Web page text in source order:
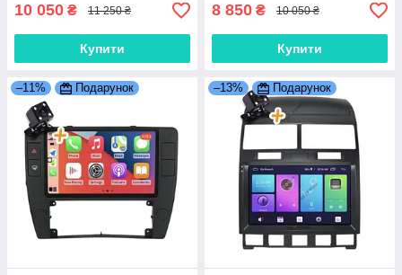
10 050 ₴ 11 250 ₴
Купити
8 850 ₴ 10 050 ₴
Купити
–11% Подарунок –13% Подарунок